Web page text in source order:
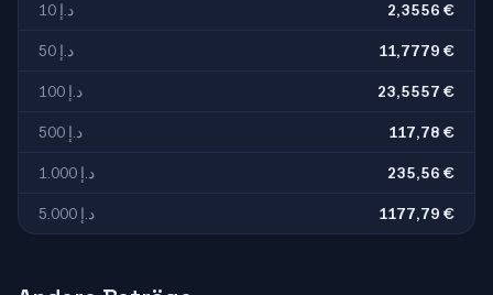
10 د.إ 2,3556 €
50 د.إ 11,7779 €
100 د.إ 23,5557 €
500 د.إ 117,78 €
1.000 د.إ 235,56 €
5.000 د.إ 1177,79 €